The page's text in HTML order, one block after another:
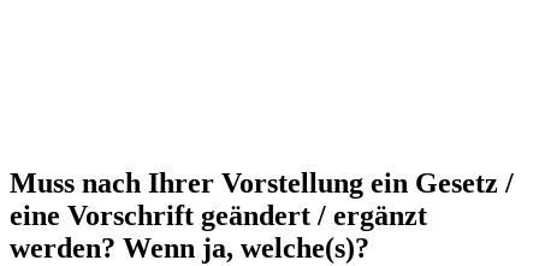
Muss nach Ihrer Vorstellung ein Gesetz /
eine Vorschrift geändert / ergänzt
werden? Wenn ja, welche(s)?